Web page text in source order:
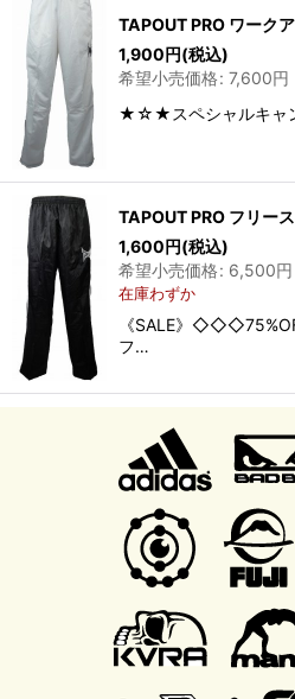
TAPOUT PRO ワーク
1,900円(税込)
希望小売価格: 7,600円
★☆★スペシャルキャン
TAPOUT PRO フリー
1,600円(税込)
希望小売価格: 6,500円
在庫わずか
《SALE》
フ…